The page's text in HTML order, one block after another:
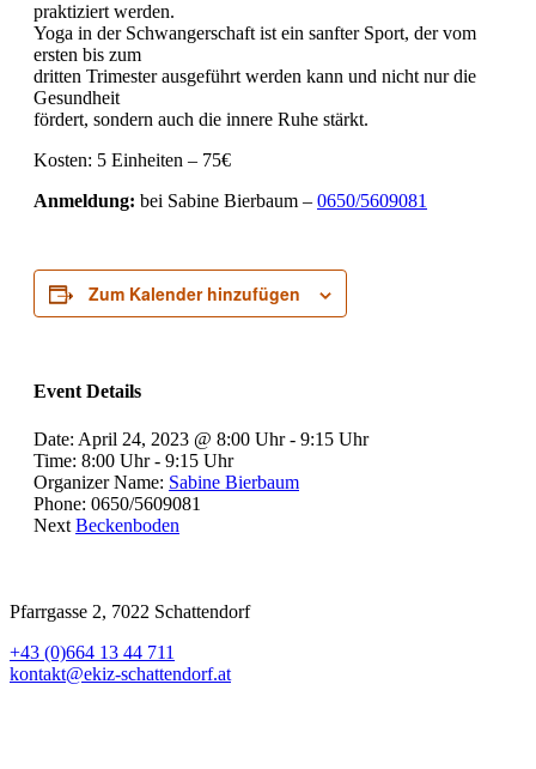
praktiziert werden.
Yoga in der Schwangerschaft ist ein sanfter Sport, der vom
ersten bis zum
dritten Trimester ausgeführt werden kann und nicht nurdie
Gesundheit
fördert, sondern auch die innere Ruhe stärkt.
Kosten: 5 Einheiten – 75€
Anmeldung: bei Sabine Bierbaum – 0650/5609081
Zum Kalender hinzufügen
Event Details
Date: April 24, 2023 @ 8:00 Uhr- 9:15 Uhr
Time: 8:00 Uhr - 9:15 Uhr
Organizer Name: Sabine Bierbaum
Phone: 0650/5609081
Next Beckenboden
Pfarrgasse 2, 7022 Schattendorf
+43 (0)664 13 44 711
kontakt@ekiz-schattendorf.at